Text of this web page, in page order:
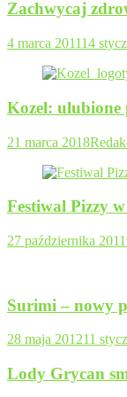
Zachwycaj
4 marca 201114
Kozel: ulubione
21 marca 2018
Festiwal Pizzy
27 października 2011
Surimi – nowy
28 maja 201211
Lody Grycan